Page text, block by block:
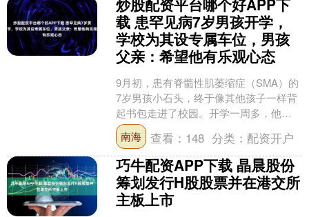
载 患罕见病7岁男孩开学，
学校为其设专属车位，男孩
父亲：希望他有乐观心态
9月初，患有脊髓性肌萎缩症（SMA）的
7岁男孩小石头，终于像其他孩子一样背
起书包走进了校园。开学一周多，他慢
慢适应了课堂节奏，交到了一些新朋
友，也很期待下一周开....
南海 查看： 148 分类： 配资开户
巧牛配资APP下载 晶晨股份
筹划发行H股股票并在港交所
主板上市